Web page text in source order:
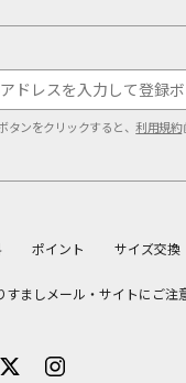
タンをクリックすると、利用規約
ポイント サイズ交換
すましメール・サイトにご注